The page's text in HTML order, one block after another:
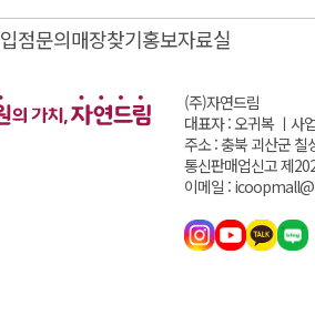
입점문의매장찾기홍보자료실
(주)자연드림
대표자 : 오귀복 ㅣ 사
주소 : 충북 괴산군 칠
통신판매업신고 제
이메일 :